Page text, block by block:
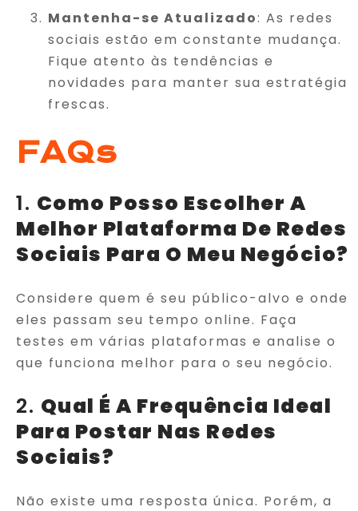
Mantenha-se Atualizado: As redes
sociais estão em constante mudança.
Fique atento às tendências e
novidades para manter sua estratégia
frescas.
FAQs
1. Como Posso Escolher A
Melhor Plataforma De Redes
Sociais Para O Meu Negócio?
Considere quem é seu público-alvo e onde
eles passam seu tempo online. Faça
testes em várias plataformas e analise o
que funciona melhor para o seu negócio.
2. Qual É A Frequência Ideal
Para Postar Nas Redes
Sociais?
Não existe uma resposta única. Porém, a